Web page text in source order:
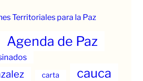
Territoriales para la Paz
Agenda de Paz
carta cauca